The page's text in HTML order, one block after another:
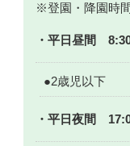
※登園・降園時
・平日昼間
●2歳児以下
・平日夜間